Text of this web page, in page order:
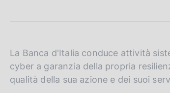
La Banca d'Italia conduce attività
cyber a garanzia della propria
qualità della sua azione e dei suoi
i
e
: